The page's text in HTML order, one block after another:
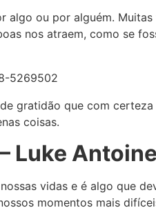
ou por alguém. Muitas
nos atraem, como se
gratidão que com
coisas.
– Luke Antoine
vidas e é algo que
momentos mais